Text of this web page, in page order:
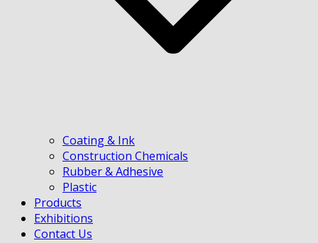
Coating & Ink
Construction Chemicals
Rubber & Adhesive
Plastic
Products
Exhibitions
Contact Us